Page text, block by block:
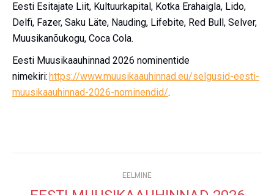
Eesti Esitajate Liit, Kultuurkapital, Kotka Erahaigla, Lido,
Delfi, Fazer, Saku Läte, Nauding, Lifebite, Red Bull, Selver,
Muusikanõukogu, Coca Cola.
Eesti Muusikaauhinnad 2026 nominentide
nimekiri: https://www.muusikaauhinnad.eu/selgusid-eesti-
muusikaauhinnad-2026-nominendid/.
EELMINE